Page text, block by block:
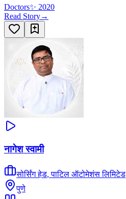
Doctors✨ 2020
Read Story→
नागेश स्वामी
सोर्सिंग हेड,पाटिल ऑटोमेशंस लिमिटेड
पुणे